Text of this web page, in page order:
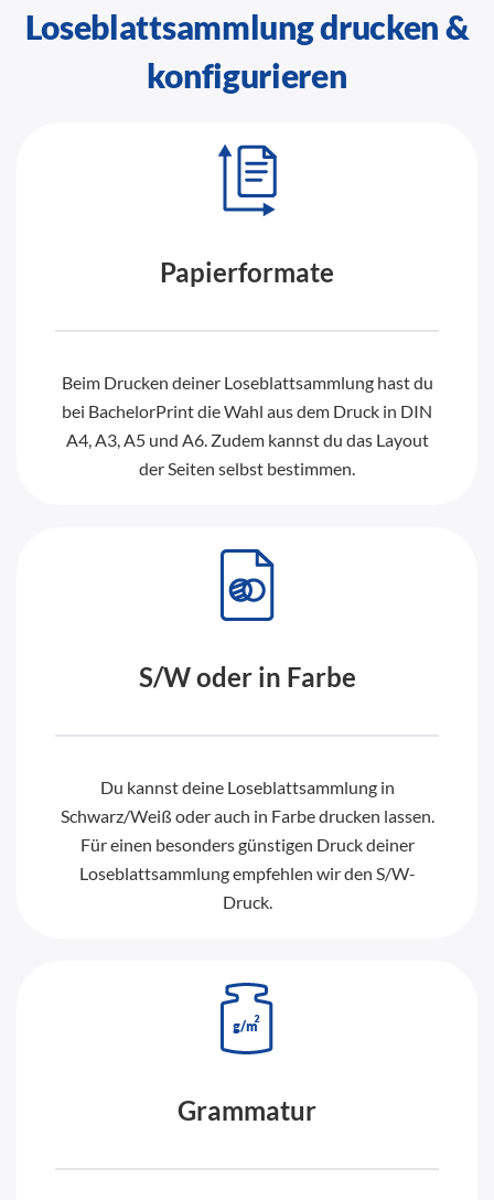
Loseblattsammlung drucken &
konfigurieren
Papierformate
Beim Drucken deiner Loseblattsammlung hast du
bei BachelorPrint die Wahl aus dem Druck in DIN
A4, A3, A5 und A6. Zudem kannst du das Layout
der Seiten selbst bestimmen.
S/W oder in Farbe
Du kannst deine Loseblattsammlung in
Schwarz/Weiß oder auch in Farbe drucken lassen.
Für einen besonders günstigen Druck deiner
Loseblattsammlung empfehlen wir den S/W-
Druck.
Grammatur